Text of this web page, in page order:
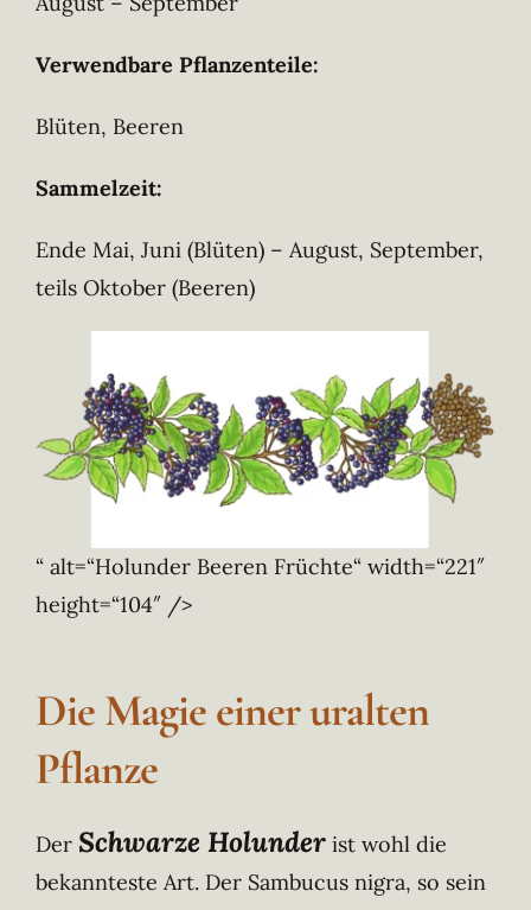
Verwendbare Pflanzenteile:
Blüten, Beeren
Sammelzeit:
Ende Mai, Juni (Blüten) – August, September,
teils Oktober (Beeren)
“ alt=“Holunder Beeren Früchte“ width=“221″
height=“104″ />
Die Magie einer uralten
Pflanze
Der Schwarze Holunderist wohl die
bekannteste Art. Der Sambucus nigra, so sein